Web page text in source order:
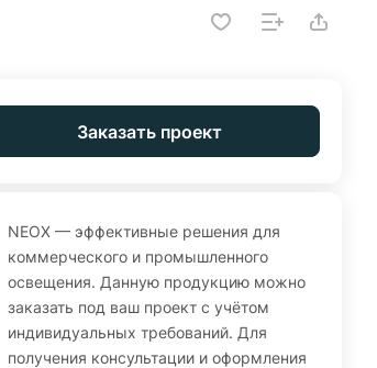
Заказать проект
NEOX — эффективные решения для
коммерческого и промышленного
освещения. Данную продукцию можно
заказать под ваш проект с учётом
индивидуальных требований. Для
получения консультации и оформления